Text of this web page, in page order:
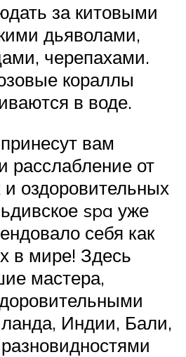
за китовыми
дьяволами,
черепахами.
кораллы
в воде.
вам
расслабление от
и оздоровительных
spa уже
себя как
в мире! Здесь
мастера,
Индии, Бали,